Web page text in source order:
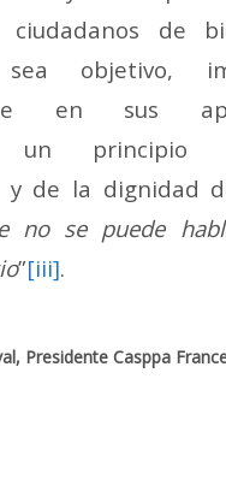
de
objetivo,
en sus
un
y de la dignidad
no se puede
”[iii].
Presidente Casppa